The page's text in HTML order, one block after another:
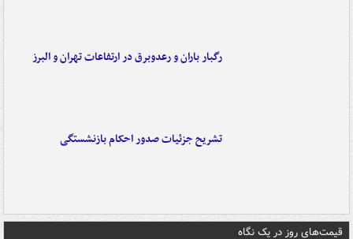
رگبار باران و رعدوبرق در ارتفاعات تهران و البرز
تشریح جزئیات صدور احکام بازنشستگی
قیمت‌های روز در یک نگاه